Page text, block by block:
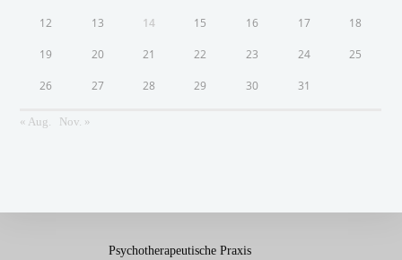
12 13 14 15 16 17 18
19 20 21 22 23 24 25
26 27 28 29 30 31
« Aug. Nov. »
Psychotherapeutische Praxis